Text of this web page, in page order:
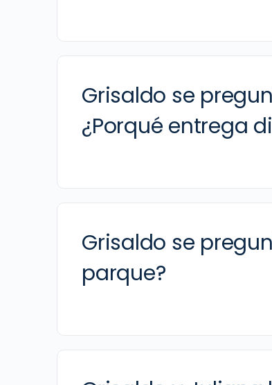
Grisaldo se
¿Porqué entrega
Grisaldo se
parque?